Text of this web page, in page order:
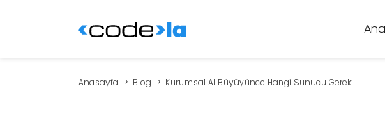
Anasayfa Blog Kurumsal AI Büyüyünce Hangi Sunucu Gerek...